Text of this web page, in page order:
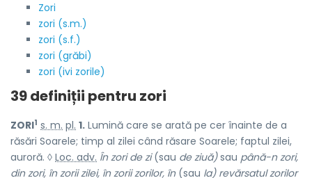
Zori
zori (s.m.)
zori (s.f.)
zori (grăbi)
zori (ivi zorile)
39 definiții pentru zori
ZORI1 s. m. pl. 1. Lumină care se arată pe cer înainte de a
răsări Soarele; timp al zilei când răsare Soarele; faptul zilei,
auroră. ◊ Loc. adv. În zori de zi(sau de ziuă)sau până-n zori,
din zori, în zorii zilei, în zorii zorilor, în(sau la) revărsatul zorilor